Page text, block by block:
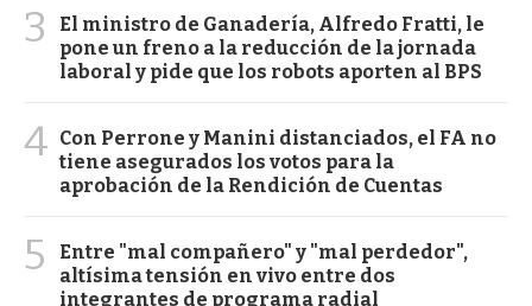
3
El ministro de Ganadería, Alfredo Fratti, le
pone un freno a la reducción de la jornada
laboral y pide que los robots aporten al BPS
4 Con Perrone y Manini distanciados, el FA no
tiene asegurados los votos para la
aprobación de la Rendición de Cuentas
5
Entre "mal compañero" y "mal perdedor",
altísima tensión en vivo entre dos
integrantes de programa radial